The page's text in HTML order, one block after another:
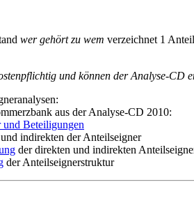
wer gehört zu wem verzeichnet 1
und können der Analyse-CD
aus der Analyse-CD 2010:
Beteiligungen
indirekten der Anteilseigner
der direkten und indirekten
der Anteilseignerstruktur